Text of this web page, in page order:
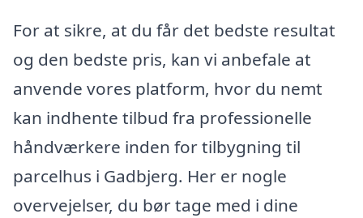
For at sikre, at du får det bedste resultat
og den bedste pris, kan vi anbefale at
anvende vores platform, hvor du nemt
kan indhente tilbud fra professionelle
håndværkere inden for tilbygning til
parcelhus i Gadbjerg. Her er nogle
overvejelser, du bør tage med i dine